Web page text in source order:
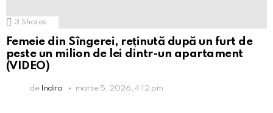
3 Shares
Femeie din Sîngerei, reținută după un furt de
peste un milion de lei dintr-un apartament
(VIDEO)
de Indiro martie 5, 2026, 4:12 pm